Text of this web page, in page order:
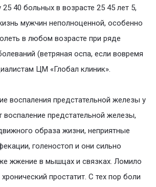
40 больных в возрасте 25 45 лет 5,
мужчин неполноценной, особенно
в любом возрасте при ряде
(ветряная оспа, если вовремя
ЦМ «Глобал клиник».
воспаления предстательной железы у
воспаление предстательной железы,
образа жизни, неприятные
голеностоп и они сильно
же жжение в мышцах и связках. Ломило
простатит. С тех пор боли